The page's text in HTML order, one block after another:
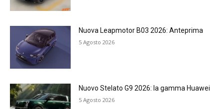
Nuova Leapmotor B03 2026: Anteprima
5 Agosto 2026
Nuovo Stelato G9 2026: la gamma Huawei
5 Agosto 2026